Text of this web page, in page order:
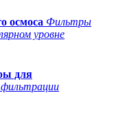
осмоса Фильтры
уровне
для